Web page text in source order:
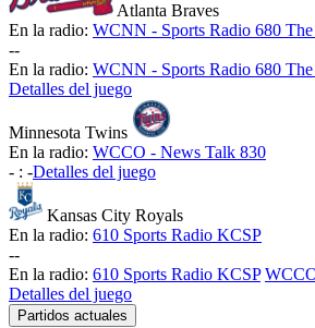
Atlanta Braves
En la radio: WCNN - Sports Radio 680 The
--
En la radio: WCNN - Sports Radio 680 The
Detalles del juego
Minnesota Twins
En la radio: WCCO - News Talk 830
- : -Detalles del juego
Kansas City Royals
En la radio: 610 Sports Radio KCSP
--
En la radio: 610 Sports Radio KCSP
Detalles del juego
Partidos actuales